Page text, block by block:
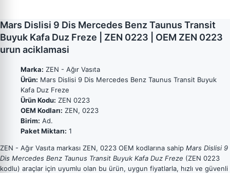
Mars Dislisi 9 Dis Mercedes Benz Taunus Transit
Buyuk Kafa Duz Freze | ZEN 0223 | OEM ZEN 0223
urun aciklamasi
Marka: ZEN - Ağır Vasıta
Ürün: Mars Dislisi 9 Dis Mercedes Benz Taunus Transit Buyuk
Kafa Duz Freze
Ürün Kodu: ZEN 0223
OEM Kodları: ZEN, 0223
Birim: Ad.
Paket Miktarı: 1
ZEN - Ağır Vasıta markası ZEN, 0223 OEM kodlarına sahip Mars Dislisi 9
Dis Mercedes Benz Taunus Transit Buyuk Kafa Duz Freze (ZEN 0223
kodlu) araçlar için uyumlu olan bu ürün, uygun fiyatlarla, hızlı ve güvenli